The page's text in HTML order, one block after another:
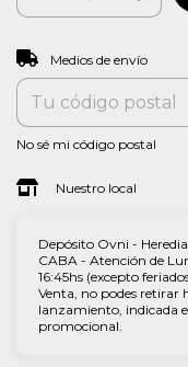
Entregas para el CP:
Medios de envío
No sé mi código postal
Nuestro local
Depósito Ovni -
CABA - Atención de
16:45hs (excepto
Venta, no podes retirar
lanzamiento, indicada
promocional.